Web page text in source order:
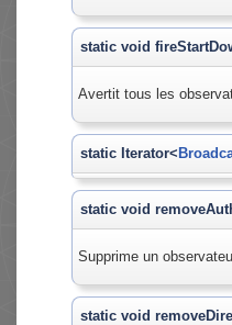
static void
Avertit tous les
static Iterator<
static void
Supprime un
static void